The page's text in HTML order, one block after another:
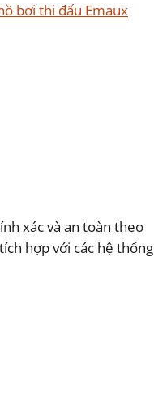
bơi thi đấu Emaux
xác và an toàn theo
hợp với các hệ thống